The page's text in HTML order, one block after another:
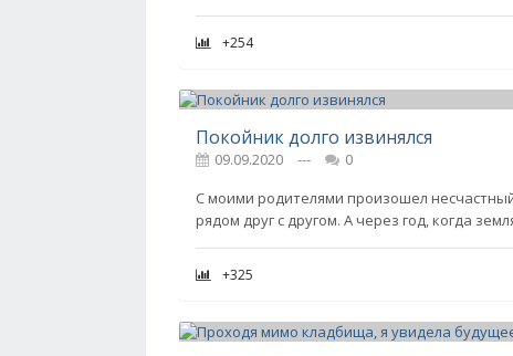
+254
Покойник долго извинялся
09.09.2020 ---
0
С моими родителями произошел
рядом друг с другом. А через год, когда
+325